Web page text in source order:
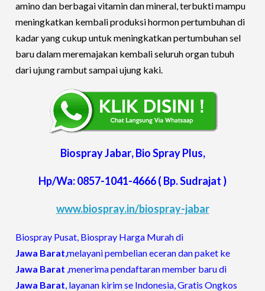
amino dan berbagai vitamin dan mineral, terbukti mampu
meningkatkan kembali produksi hormon pertumbuhan di
kadar yang cukup untuk meningkatkan pertumbuhan sel
baru dalam meremajakan kembali seluruh organ tubuh
dari ujung rambut sampai ujung kaki.
BiosprayJabar, Bio Spray Plus,
Hp/Wa: 0857-1041-4666 ( Bp. Sudrajat )
www.biospray.in/biospray-jabar
Biospray Pusat, Biospray Harga Murah di
Jawa Barat ,melayani pembelian eceran dan paket ke
Jawa Barat ,menerima pendaftaran member baru di
Jawa Barat , layanan kirim se Indonesia, Gratis Ongkos